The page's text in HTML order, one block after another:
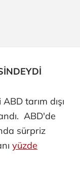
tarım dışı
ABD'de
sürpriz
yüzde